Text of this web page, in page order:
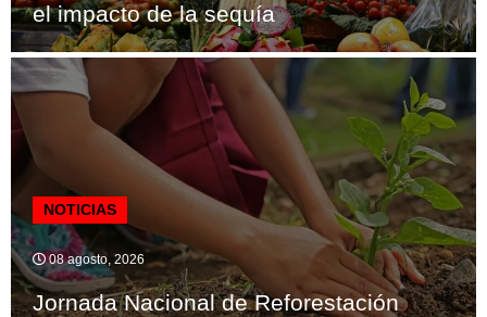
el impacto de la sequía
NOTICIAS
08 agosto, 2026
Jornada Nacional de Reforestación